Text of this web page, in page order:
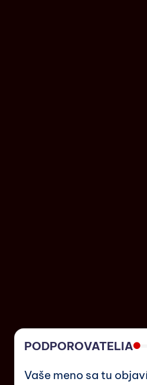
PODPOROVATELIA
Vaše meno sa tu